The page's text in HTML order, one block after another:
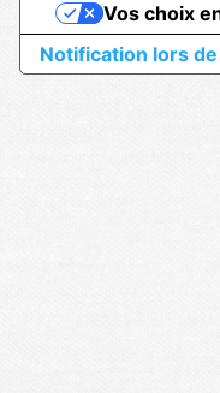
Notification lors
Vos choix